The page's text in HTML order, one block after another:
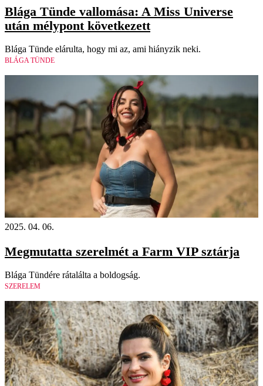
Blága Tünde vallomása: A Miss Universe
után mélypont következett
Blága Tünde elárulta, hogy mi az, ami hiányzik neki.
BLÁGA TÜNDE
2025. 04. 06.
Megmutatta szerelmét a Farm VIP sztárja
Blága Tündére rátalálta a boldogság.
SZERELEM